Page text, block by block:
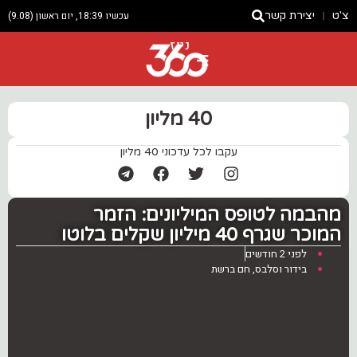
צ'ט יצירת קשר עכשיו 18:39, יום ראשון (9.08)
ניוז
40 מליון
עקבו לכל עדכוני 40 מליון
מהבמה לטופס המיליונים: הזמר
המוכר שגרף 40 מיליון שקלים בלוטו
לפני 2 חודשים
בידור וסלבס, חם ברשת